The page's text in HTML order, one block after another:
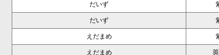
だいず
だいず
えだまめ
えだまめ